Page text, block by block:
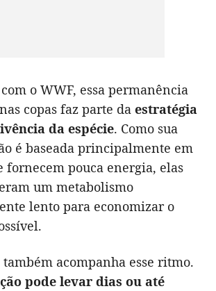
o WWF, essa permanência
copas faz parte da estratégia
da espécie. Como sua
é baseada principalmente em
fornecem pouca energia, elas
um metabolismo
lento para economizar o
também acompanha esse ritmo.
pode levar dias ou até